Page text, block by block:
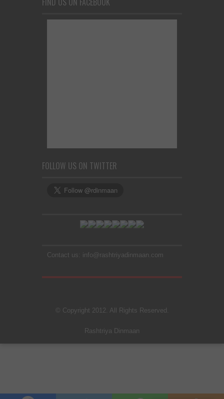
FOLLOW US ON TWITTER
Contact us: info@rashtriyadinmaan.com
© Copyright 2012. All Rights Reserved.
Rashtriya Dinmaan